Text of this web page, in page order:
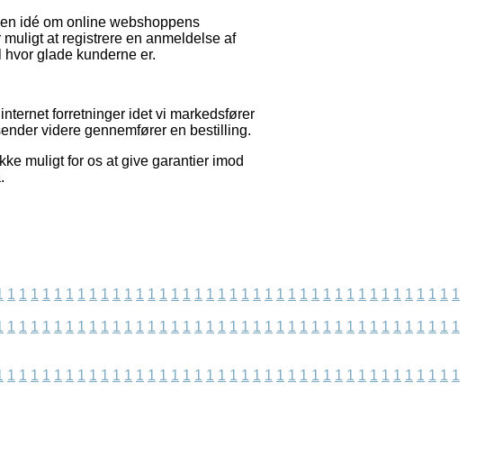
idé om online webshoppens
at registrere en anmeldelse af
glade kunderne er.
forretninger idet vi markedsfører
videre gennemfører en bestilling.
muligt for os at give garantier imod
1 1 1 1 1 1 1 1 1 1 1 1 1 1 1 1 1 1 1 1 1 1 1 1 1 1 1 1 1 1 1 1 1 1 1 1 1 1 1
1 1 1 1 1 1 1 1 1 1 1 1 1 1 1 1 1 1 1 1 1 1 1 1 1 1 1 1 1 1 1 1 1 1 1 1 1 1 1
1 1 1 1 1 1 1 1 1 1 1 1 1 1 1 1 1 1 1 1 1 1 1 1 1 1 1 1 1 1 1 1 1 1 1 1 1 1 1